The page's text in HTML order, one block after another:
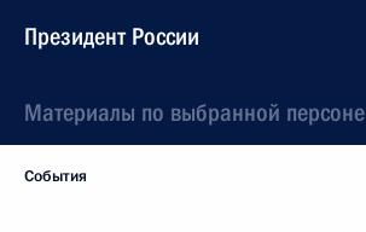
Президент России
Материалы по выбранной персоне
События